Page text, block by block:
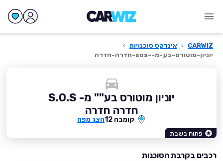
CARWIZ
› אינדקס סוכנויות ›
יוניון-מוטורס-בע-מ--sos-חדרה-חדרה
יוניון מוטורס בע"" מ- S.O.S
חדרה חדרה
קומבה 12 הצג מפה
פתוח בשבת
רכבים בקרבת הסוכנות